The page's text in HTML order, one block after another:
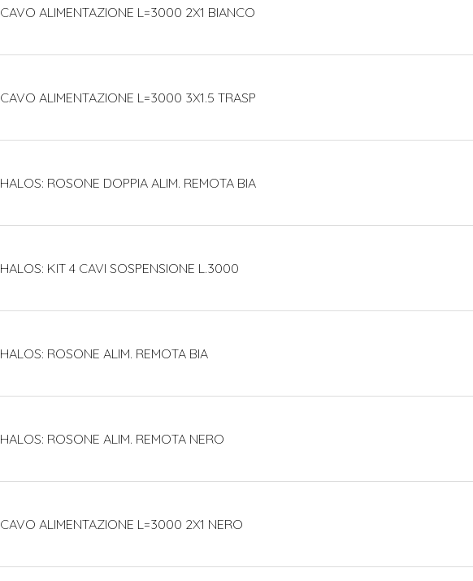
CAVO ALIMENTAZIONE L=3000 2X1 BIANCO
CAVO ALIMENTAZIONE L=3000 3X1.5 TRASP
HALOS: ROSONE DOPPIA ALIM. REMOTA BIA
HALOS: KIT 4 CAVI SOSPENSIONE L.3000
HALOS: ROSONE ALIM. REMOTA BIA
HALOS: ROSONE ALIM. REMOTA NERO
CAVO ALIMENTAZIONE L=3000 2X1 NERO